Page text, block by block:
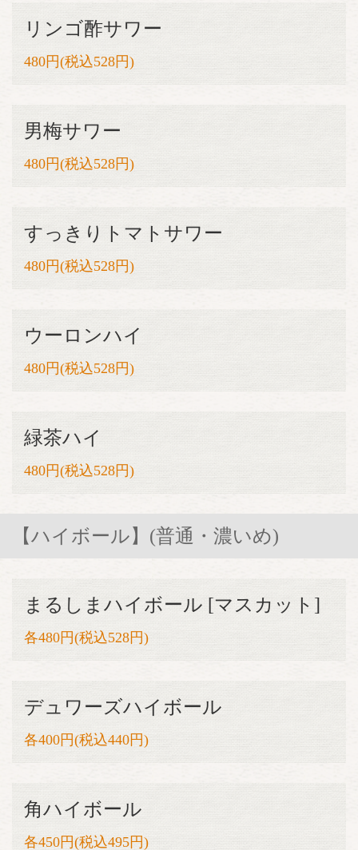
リンゴ酢サワー
480円(税込528円)
男梅サワー
480円(税込528円)
すっきりトマトサワー
480円(税込528円)
ウーロンハイ
480円(税込528円)
緑茶ハイ
480円(税込528円)
【ハイボール】(普通・濃いめ)
まるしまハイボール [マスカット]
各480円(税込528円)
デュワーズハイボール
各400円(税込440円)
角ハイボール
各450円(税込495円)